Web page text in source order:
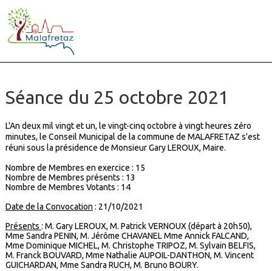
Séance du 25 octobre 2021
L'An deux mil vingt et un, le vingt-cinq octobre à vingt heures zéro
minutes, le Conseil Municipal de la commune de MALAFRETAZ s'est
réuni sous la présidence de Monsieur Gary LEROUX, Maire.
Nombre de Membres en exercice : 15
Nombre de Membres présents : 13
Nombre de Membres Votants : 14
Date de la Convocation : 21/10/2021
Présents : M. Gary LEROUX, M. Patrick VERNOUX (départ à 20h50),
Mme Sandra PENIN, M. Jérôme CHAVANEL Mme Annick FALCAND,
Mme Dominique MICHEL, M. Christophe TRIPOZ, M. Sylvain BELFIS,
M. Franck BOUVARD, Mme Nathalie AUPOIL-DANTHON, M. Vincent
GUICHARDAN, Mme Sandra RUCH, M. Bruno BOURY.